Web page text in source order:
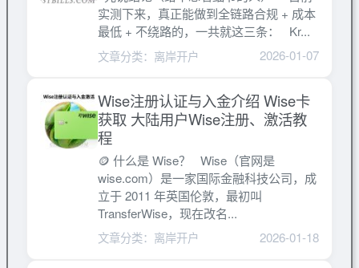
实测下来，真正能做到全链路合规 + 成本
最低 + 不绕路的，一共就这三条： Kr...
文章分类：离岸开户
2026-01-07
Wise注册认证与入金介绍 Wise卡
获取 大陆用户Wise注册、激活教
程
🪙 什么是 Wise？ Wise（官网是
wise.com）是一家国际金融科技公司，成
立于 2011 年英国伦敦，最初叫
TransferWise，现在改名...
文章分类：离岸开户
2026-01-18